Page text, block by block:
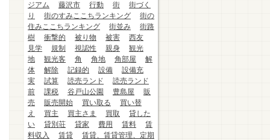
ジアム
藤沢市 行動 街
街づく
り
街のすみここちランキング
街の
住みここちランキング
街並み
街路
樹
衝撃的 被り物 被害
西友
見学
規制 視認性 親身
観光
地
観光客 角 角地 角部屋
解
体
解除 記録的 設備
設備充
実
試算 読売ランド
読売ランド
前
課税 谷戸山公園 豊島屋
販
売
販売開始 買い取る
買い替
え
買主 買主さま 買取
貸した
い
貸別荘 貸家 費用 賃料
賃
料収入
賃貸
賃貸、賃貸管理、定期